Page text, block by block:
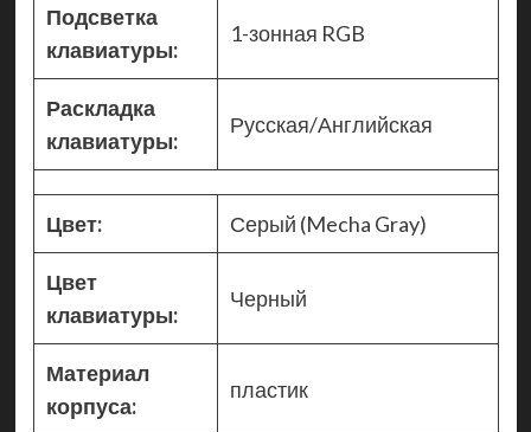
Подсветка
клавиатуры:
1-зонная RGB
Раскладка
клавиатуры:
Русская/Английская
Цвет: Серый (Mecha Gray)
Цвет
клавиатуры:
Черный
Материал
корпуса:
пластик